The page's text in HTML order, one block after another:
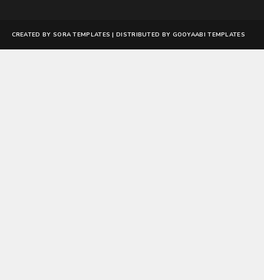
CREATED BY SORA TEMPLATES | DISTRIBUTED BY GOOYAABI TEMPLATES